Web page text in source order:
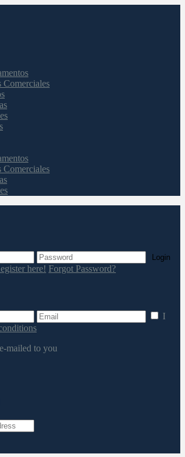
Comerciales
Comerciales
Login
here! Forgot Password?
I
mailed to you